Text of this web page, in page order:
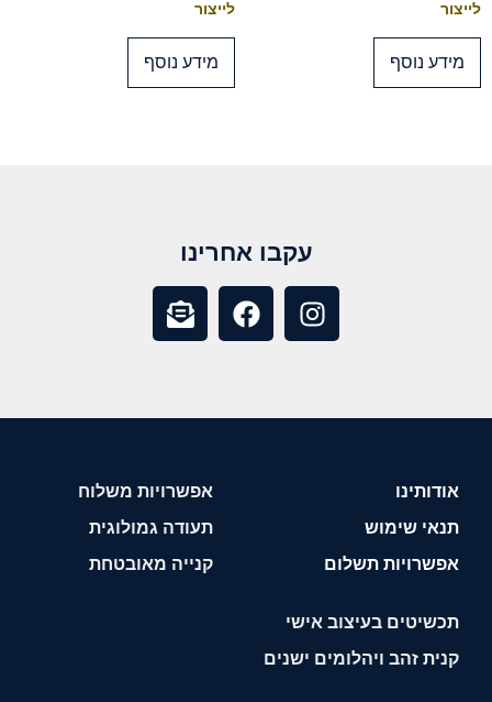
לייצור
מידע נוסף
לייצור
מידע נוסף
עקבו אחרינו
אודותינו
תנאי שימוש
אפשרויות תשלום
אפשרויות משלוח
תעודה גמולוגית
קנייה מאובטחת
תכשיטים בעיצוב אישי
קנית זהב ויהלומים ישנים